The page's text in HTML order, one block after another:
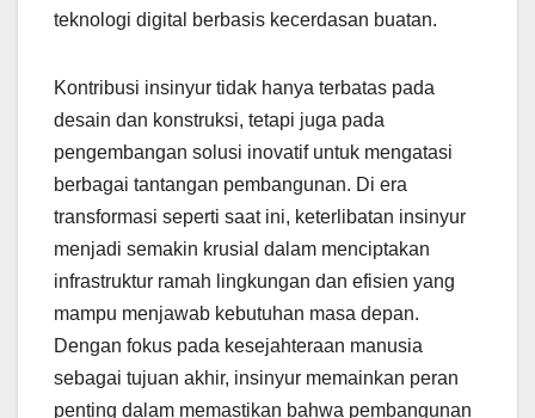
teknologi digital berbasis kecerdasan buatan.
Kontribusi insinyur tidak hanya terbatas pada
desain dan konstruksi, tetapi juga pada
pengembangan solusi inovatif untuk mengatasi
berbagai tantangan pembangunan. Di era
transformasi seperti saat ini, keterlibatan insinyur
menjadi semakin krusial dalam menciptakan
infrastruktur ramah lingkungan dan efisien yang
mampu menjawab kebutuhan masa depan.
Dengan fokus pada kesejahteraan manusia
sebagai tujuan akhir, insinyur memainkan peran
penting dalam memastikan bahwa pembangunan